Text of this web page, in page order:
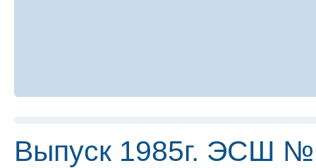
Выпуск 1985г. ЭСШ